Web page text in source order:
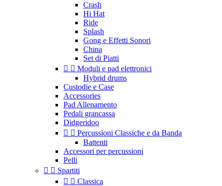
Crash
Hi Hat
Ride
Splash
Gong e Effetti Sonori
China
Set di Piatti
  Moduli e pad elettronici
Hybrid drums
Custodie e Case
Accessories
Pad Allenamento
Pedali grancassa
Didgeridoo
  Percussioni Classiche e da Banda
Battenti
Accessori per percussioni
Pelli
  Spartiti
  Classica